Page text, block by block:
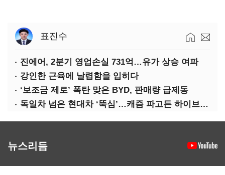
표진수
진에어, 2분기 영업손실 731억…유가 상승 여파
강인한 근육에 날렵함을 입히다
‘보조금 제로’ 폭탄 맞은 BYD, 판매량 급제동
독일차 넘은 현대차 ‘뚝심’…캐즘 파고든 하이브리드 역전극
뉴스리듬